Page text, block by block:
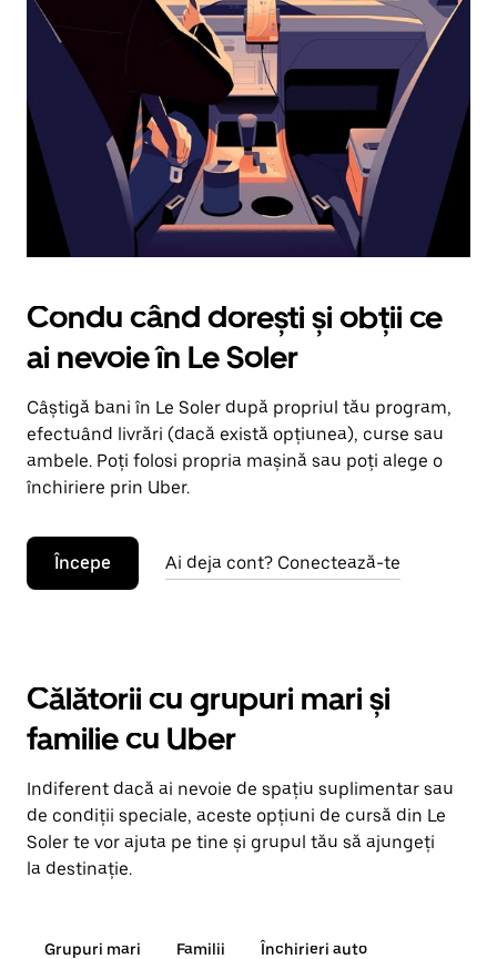
în
jos.
Închide
calendarul
apăsând
pe
butonul
Escape.
Condu când dorești și obții ce
ai nevoie în Le Soler
Câștigă bani în Le Soler după propriul tău program,
efectuând livrări (dacă există opțiunea), curse sau
ambele. Poți folosi propria mașină sau poți alege o
închiriere prin Uber.
Începe Ai deja cont? Conectează-te
Călătorii cu grupuri mari și
familie cu Uber
Indiferent dacă ai nevoie de spațiu suplimentar sau
de condiții speciale, aceste opțiuni de cursă din Le
Soler te vor ajuta pe tine și grupul tău să ajungeți
la destinație.
Grupuri mari Familii Închirieri auto